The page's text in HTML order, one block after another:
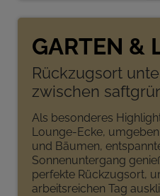
GARTEN &
Rückzugsort
zwischen
Als besonderes
Lounge-Ecke,
und Bäumen,
Sonnenuntergang
perfekte Rückzugsort,
arbeitsreichen Tag